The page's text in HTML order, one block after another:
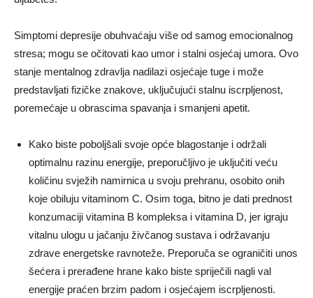
Simptomi depresije obuhvaćaju više od samog emocionalnog
stresa; mogu se očitovati kao umor i stalni osjećaj umora. Ovo
stanje mentalnog zdravlja nadilazi osjećaje tuge i može
predstavljati fizičke znakove, uključujući stalnu iscrpljenost,
poremećaje u obrascima spavanja i smanjeni apetit.
Kako biste poboljšali svoje opće blagostanje i održali
optimalnu razinu energije, preporučljivo je uključiti veću
količinu svježih namirnica u svoju prehranu, osobito onih
koje obiluju vitaminom C. Osim toga, bitno je dati prednost
konzumaciji vitamina B kompleksa i vitamina D, jer igraju
vitalnu ulogu u jačanju živčanog sustava i održavanju
zdrave energetske ravnoteže. Preporuča se ograničiti unos
šećera i prerađene hrane kako biste spriječili nagli val
energije praćen brzim padom i osjećajem iscrpljenosti.